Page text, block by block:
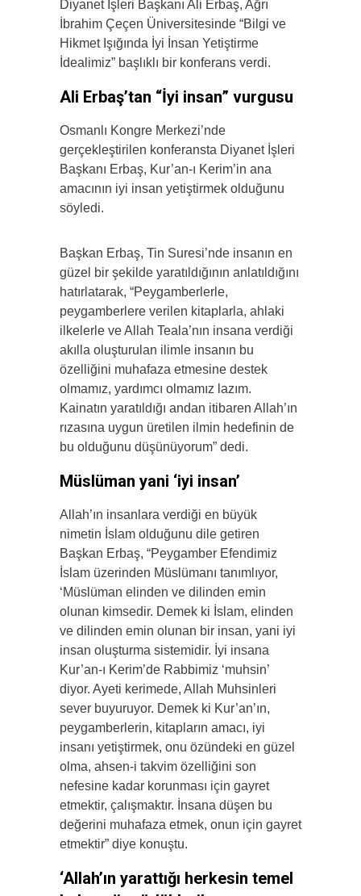
Diyanet İşleri Başkanı Ali Erbaş, Ağrı
İbrahim Çeçen Üniversitesinde “Bilgi ve
Hikmet Işığında İyi İnsan Yetiştirme
İdealimiz” başlıklı bir konferans verdi.
Ali Erbaş’tan “İyi insan” vurgusu
Osmanlı Kongre Merkezi’nde
gerçekleştirilen konferansta Diyanet İşleri
Başkanı Erbaş, Kur’an-ı Kerim’in ana
amacının iyi insan yetiştirmek olduğunu
söyledi.
Başkan Erbaş, Tin Suresi’nde insanın en
güzel bir şekilde yaratıldığının anlatıldığını
hatırlatarak, “Peygamberlerle,
peygamberlere verilen kitaplarla, ahlaki
ilkelerle ve Allah Teala’nın insana verdiği
akılla oluşturulan ilimle insanın bu
özelliğini muhafaza etmesine destek
olmamız, yardımcı olmamız lazım.
Kainatın yaratıldığı andan itibaren Allah’ın
rızasına uygun üretilen ilmin hedefinin de
bu olduğunu düşünüyorum” dedi.
Müslüman yani ‘iyi insan’
Allah’ın insanlara verdiği en büyük
nimetin İslam olduğunu dile getiren
Başkan Erbaş, “Peygamber Efendimiz
İslam üzerinden Müslümanı tanımlıyor,
‘Müslüman elinden ve dilinden emin
olunan kimsedir. Demek ki İslam, elinden
ve dilinden emin olunan bir insan, yani iyi
insan oluşturma sistemidir. İyi insana
Kur’an-ı Kerim’de Rabbimiz ‘muhsin’
diyor. Ayeti kerimede, Allah Muhsinleri
sever buyuruyor. Demek ki Kur’an’ın,
peygamberlerin, kitapların amacı, iyi
insanı yetiştirmek, onu özündeki en güzel
olma, ahsen-i takvim özelliğini son
nefesine kadar korunması için gayret
etmektir, çalışmaktır. İnsana düşen bu
değerini muhafaza etmek, onun için gayret
etmektir” diye konuştu.
‘Allah’ın yarattığı herkesin temel